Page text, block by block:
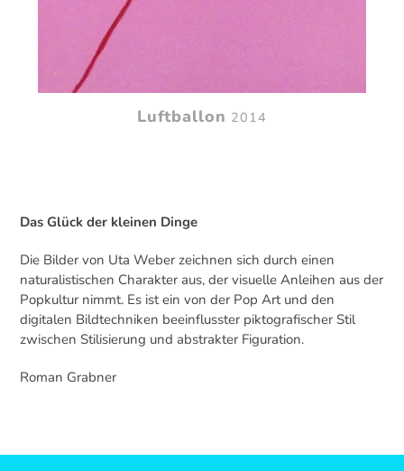
Luftballon 2014
Das Glück der kleinen Dinge
Die Bilder von Uta Weber zeichnen sich durch einen
naturalistischen Charakter aus, der visuelle Anleihen aus der
Popkultur nimmt. Es ist ein von der Pop Art und den
digitalen Bildtechniken beeinflusster piktografischer Stil
zwischen Stilisierung und abstrakter Figuration.
Roman Grabner